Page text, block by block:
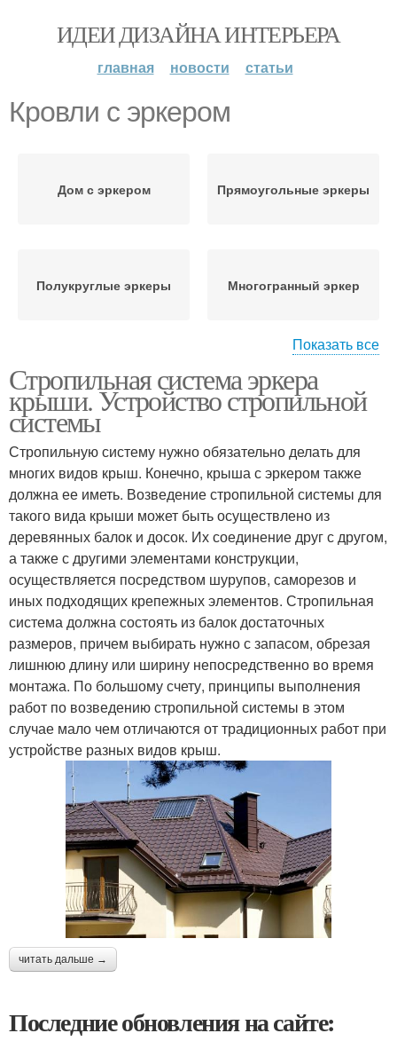
ИДЕИ ДИЗАЙНА ИНТЕРЬЕРА
главная новости статьи
Кровли с эркером
Дом с эркером Прямоугольные эркеры
Полукруглые эркеры Многогранный эркер
Система над эркером
Показать все
Стропильная система эркера
крыши. Устройство стропильной
системы
Стропильную систему нужно обязательно делать для
многих видов крыш. Конечно, крыша с эркером также
должна ее иметь. Возведение стропильной системы для
такого вида крыши может быть осуществлено из
деревянных балок и досок. Их соединение друг с другом,
а также с другими элементами конструкции,
осуществляется посредством шурупов, саморезов и
иных подходящих крепежных элементов. Стропильная
система должна состоять из балок достаточных
размеров, причем выбирать нужно с запасом, обрезая
лишнюю длину или ширину непосредственно во время
монтажа. По большому счету, принципы выполнения
работ по возведению стропильной системы в этом
случае мало чем отличаются от традиционных работ при
устройстве разных видов крыш.
читать дальше →
Последние обновления на сайте: